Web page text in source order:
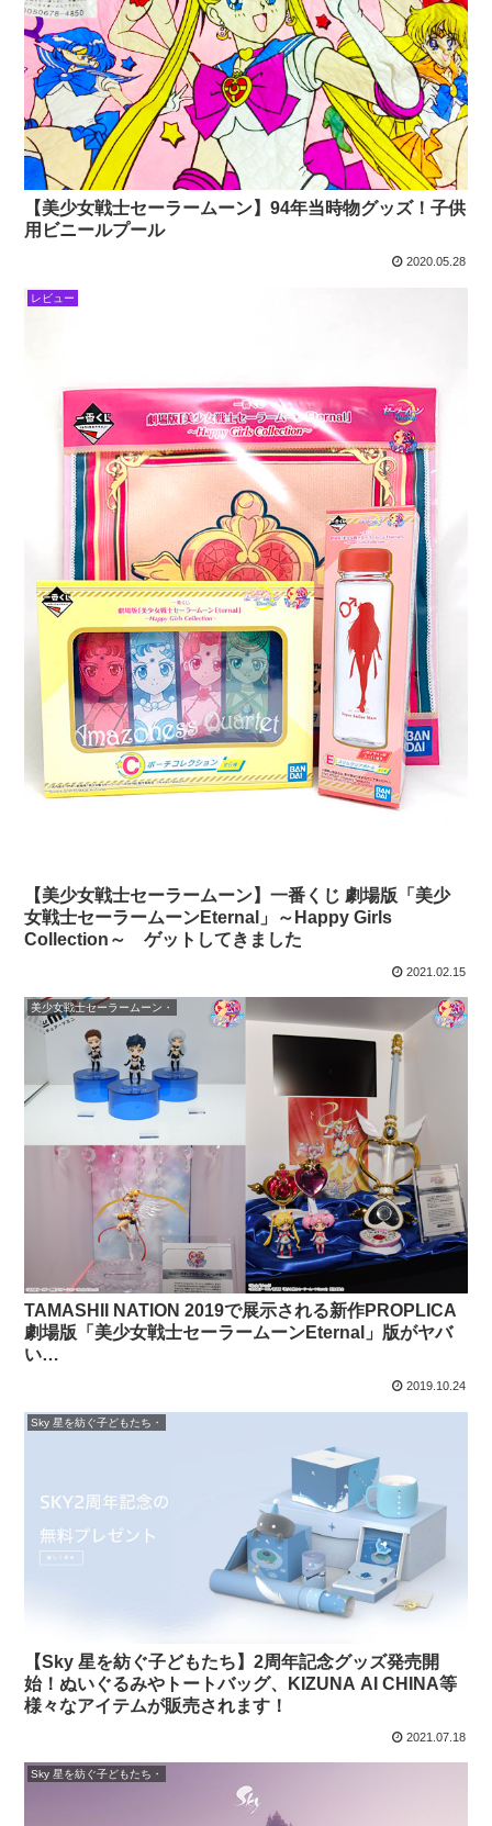
【美少女戦士セーラームーン】94年当時物グッズ！子供
用ビニールプール
2020.05.28
レビュー
【美少女戦士セーラームーン】一番くじ 劇場版「美少
女戦士セーラームーンEternal」～Happy Girls
Collection～ ゲットしてきました
2021.02.15
美少女戦士セーラームーン・
TAMASHII NATION 2019で展示される新作PROPLICA
劇場版「美少女戦士セーラームーンEternal」版がヤバ
い…
2019.10.24
Sky 星を紡ぐ子どもたち・
【Sky 星を紡ぐ子どもたち】2周年記念グッズ発売開
始！ぬいぐるみやトートバッグ、KIZUNA AI CHINA等
様々なアイテムが販売されます！
2021.07.18
Sky 星を紡ぐ子どもたち・